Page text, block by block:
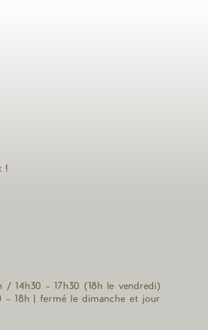
!
/ 14h30 - 17h30 (18h le vendredi)
- 18h | fermé le dimanche et jour